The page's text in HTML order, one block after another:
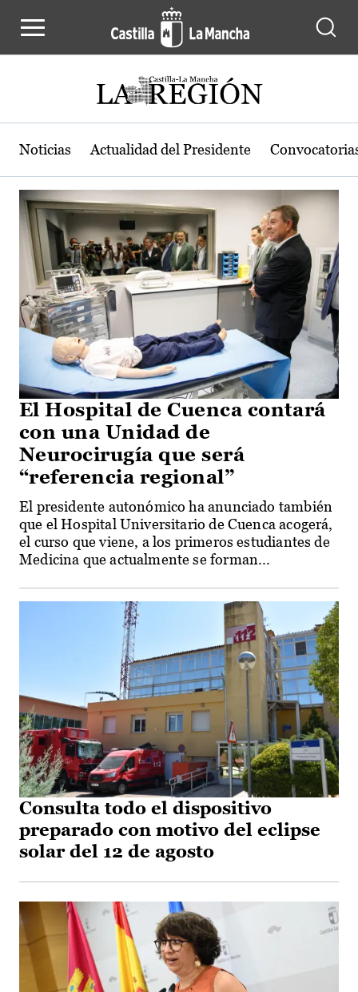
Actualidad de la región de Castilla-
Noticias Actualidad del Presidente
El Hospital de Cuenca contará
con una Unidad de
Neurocirugía que será
“referencia regional”
El presidente autonómico ha anunciado también
que el Hospital Universitario de Cuenca acogerá,
el curso que viene, a los primeros estudiantes de
Medicina que actualmente se forman...
Consulta todo el dispositivo
preparado con motivo del eclipse
solar del 12 de agosto